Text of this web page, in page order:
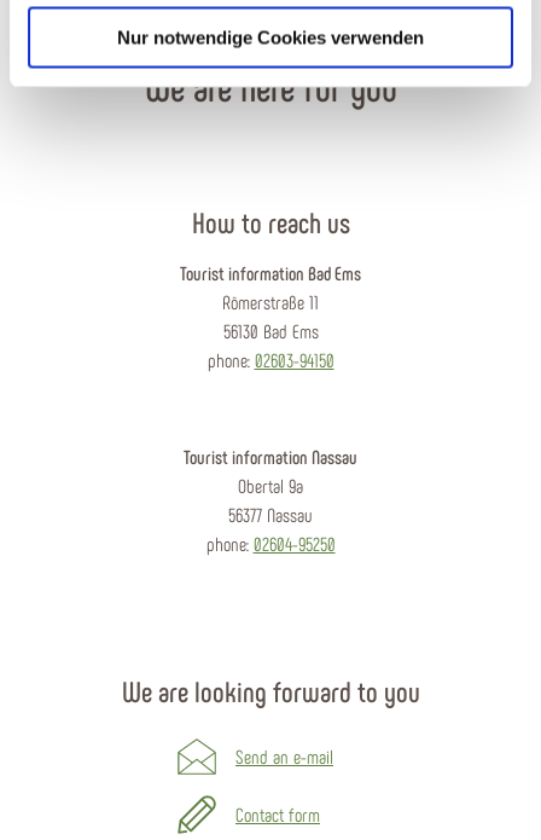
Nur notwendige Cookies verwenden
We are here for you
How to reach us
Tourist information Bad Ems
Römerstraße 11
56130 Bad Ems
phone: 02603-94150
Tourist information Nassau
Obertal 9a
56377 Nassau
phone: 02604-95250
We are looking forward to you
Send an e-mail
Contact form